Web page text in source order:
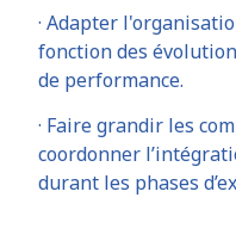
· Adapter
fonction des
de performance.
· Faire grandir les
coordonner
durant les phases